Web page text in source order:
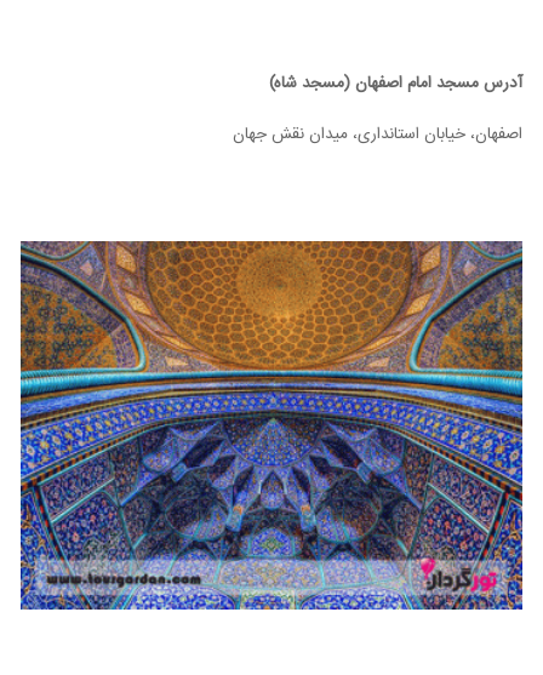
آدرس مسجد امام اصفهان (مسجد شاه)
اصفهان، خیابان استانداری، میدان نقش جهان